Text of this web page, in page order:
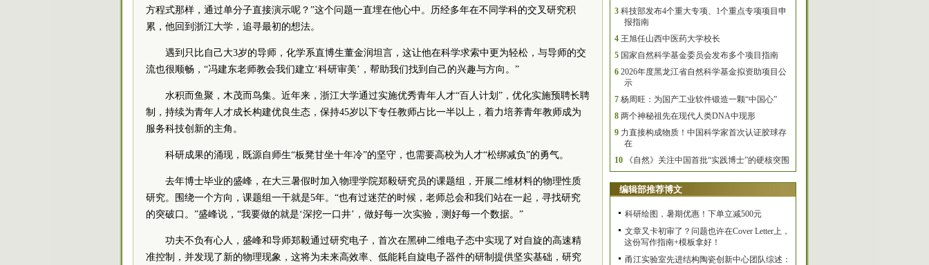
方程式那样，通过单分子直接演示呢？”这个问题一直埋在他心中。历经多年在不同学科的交叉研究积
累，他回到浙江大学，追寻最初的想法。
遇到只比自己大3岁的导师，化学系直博生董金润坦言，这让他在科学求索中更为轻松，与导师的交
流也很顺畅，“冯建东老师教会我们建立‘科研审美’，帮助我们找到自己的兴趣与方向。”
水积而鱼聚，木茂而鸟集。近年来，浙江大学通过实施优秀青年人才“百人计划”，优化实施预聘长聘
制，持续为青年人才成长构建优良生态，保持45岁以下专任教师占比一半以上，着力培养青年教师成为
服务科技创新的主角。
科研成果的涌现，既源自师生“板凳甘坐十年冷”的坚守，也需要高校为人才“松绑减负”的勇气。
去年博士毕业的盛峰，在大三暑假时加入物理学院郑毅研究员的课题组，开展二维材料的物理性质
研究。围绕一个方向，课题组一干就是5年。“也有过迷茫的时候，老师总会和我们站在一起，寻找研究
的突破口。”盛峰说，“我要做的就是‘深挖一口井’，做好每一次实验，测好每一个数据。”
功夫不负有心人，盛峰和导师郑毅通过研究电子，首次在黑砷二维电子态中实现了对自旋的高速精
准控制，并发现了新的物理现象，这将为未来高效率、低能耗自旋电子器件的研制提供坚实基础，研究
3 科技部发布4个重大专项、1个重点专项项目申
报指南
4 王旭任山西中医药大学校长
5 国家自然科学基金委员会发布多个项目指南
6 2026年度黑龙江省自然科学基金拟资助项目公
示
7 杨周旺：为国产工业软件锻造一颗“中国心”
8 两个神秘祖先在现代人类DNA中现形
9 力直接构成物质！中国科学家首次认证胶球存
在
10
《自然》关注中国首批“实践博士”的硬核突围
编辑部推荐博文
科研绘图，暑期优惠！下单立减500元
文章又卡初审了？问题也许在Cover Letter上，
这份写作指南+模板拿好！
甬江实验室先进结构陶瓷创新中心团队综述：